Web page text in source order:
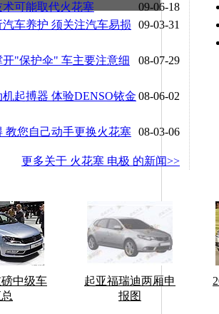
09-06-18
术可能取代火花塞
09-03-31
车养护 须关注汽车易损
08-07-29
开"保护伞" 车主要注意细
08-06-02
起搏器 体验DENSO铱金
08-03-06
教您自己动手更换火花塞
更多关于 火花塞 电极 的新闻>>
磅中级车
起亚福瑞迪两厢申
报图